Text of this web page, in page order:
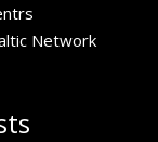
Network